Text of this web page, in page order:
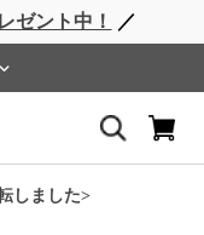
ゼント中！ ／
しました>
ア フットウェア